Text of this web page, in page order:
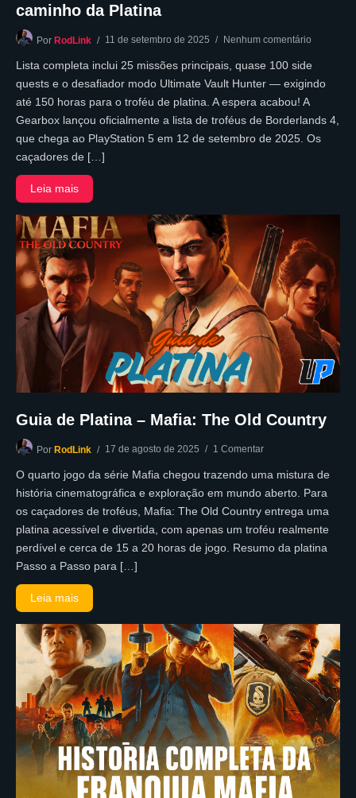
caminho da Platina
Por RodLink 11 de setembro de 2025 Nenhum comentário
Lista completa inclui 25 missões principais, quase 100 side
quests e o desafiador modo Ultimate Vault Hunter — exigindo
até 150 horas para o troféu de platina. A espera acabou! A
Gearbox lançou oficialmente a lista de troféus de Borderlands 4,
que chega ao PlayStation 5 em 12 de setembro de 2025. Os
caçadores de […]
Leia mais
Guia de Platina – Mafia: The Old Country
Por RodLink 17 de agosto de 2025 1 Comentar
O quarto jogo da série Mafia chegou trazendo uma mistura de
história cinematográfica e exploração em mundo aberto. Para
os caçadores de troféus, Mafia: The Old Country entrega uma
platina acessível e divertida, com apenas um troféu realmente
perdível e cerca de 15 a 20 horas de jogo. Resumo da platina
Passo a Passo para […]
Leia mais